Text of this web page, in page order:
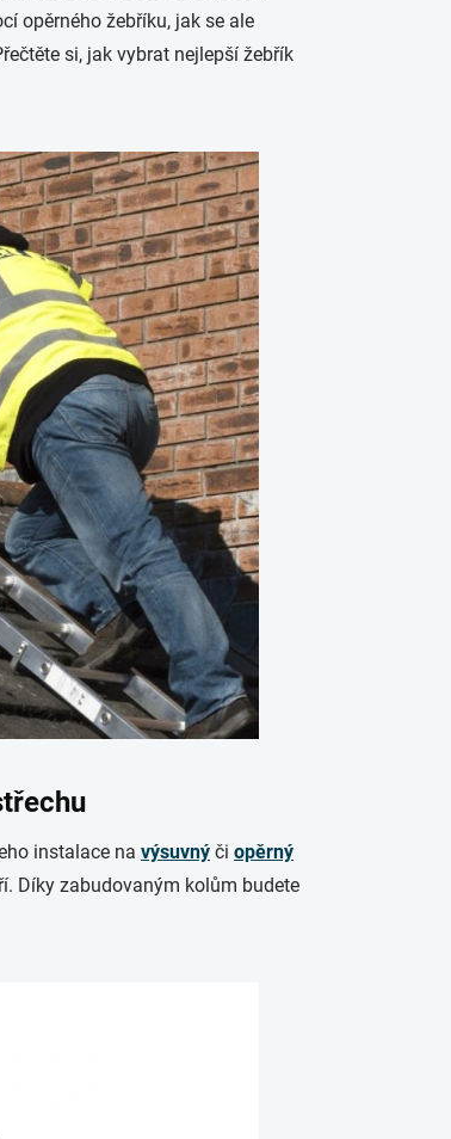
opěrného žebříku, jak se ale
si, jak vybrat nejlepší žebřík
instalace na výsuvný či opěrný
Díky zabudovaným kolům budete